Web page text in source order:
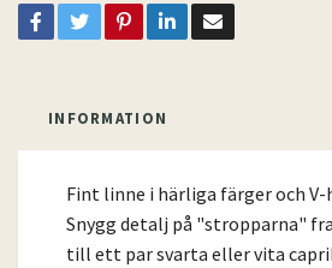
INFORMATION
Fint linne i härliga färger och
Snygg detalj på "stropparna"
till ett par svarta eller vita